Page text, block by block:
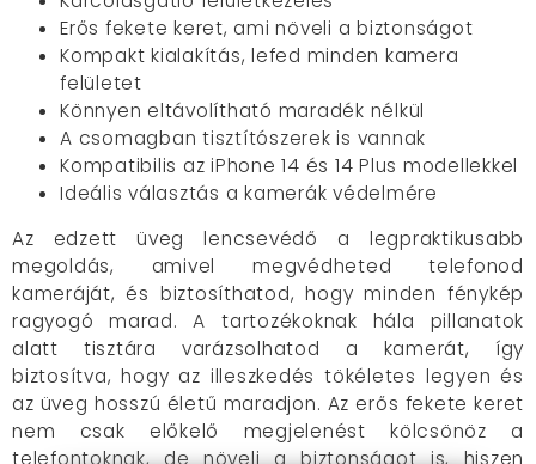
Erős fekete keret, ami növeli a biztonságot
Kompakt kialakítás, lefed minden kamera
felületet
Könnyen eltávolítható maradék nélkül
A csomagban tisztítószerek is vannak
Kompatibilis az iPhone 14 és 14 Plus modellekkel
Ideális választás a kamerák védelmére
Az edzett üveg lencsevédő a legpraktikusabb
megoldás, amivel megvédheted telefonod
kameráját, és biztosíthatod, hogy minden fénykép
ragyogó marad. A tartozékoknak hála pillanatok
alatt tisztára varázsolhatod a kamerát, így
biztosítva, hogy az illeszkedés tökéletes legyen és
az üveg hosszú életű maradjon. Az erős fekete keret
nem csak előkelő megjelenést kölcsönöz a
telefontoknak, de növeli a biztonságot is, hiszen